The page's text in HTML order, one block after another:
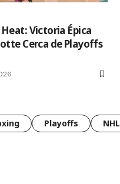
Victoria Épica
Cerca de Playoffs
Playoffs NHL